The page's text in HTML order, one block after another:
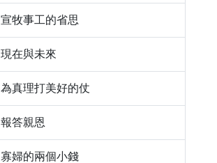
​宣牧事工的省思
​現在與未來
​為真理打美好的仗
​報答親恩
​寡婦的兩個小錢